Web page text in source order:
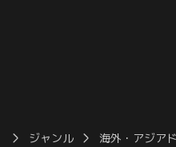
ジャンル 海外・アジア